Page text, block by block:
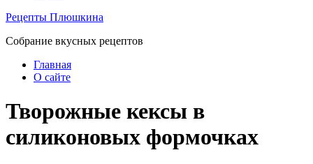
Рецепты Плюшкина
Собрание вкусных рецептов
Главная
О сайте
Творожные кексы в
силиконовых формочках